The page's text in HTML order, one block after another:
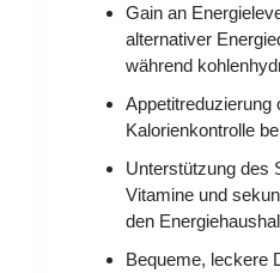
Gain an
alternativer
während
Appetitreduzierung
Kalorienkontrolle
Unterstützung des
Vitamine und
den
Bequeme, leckere